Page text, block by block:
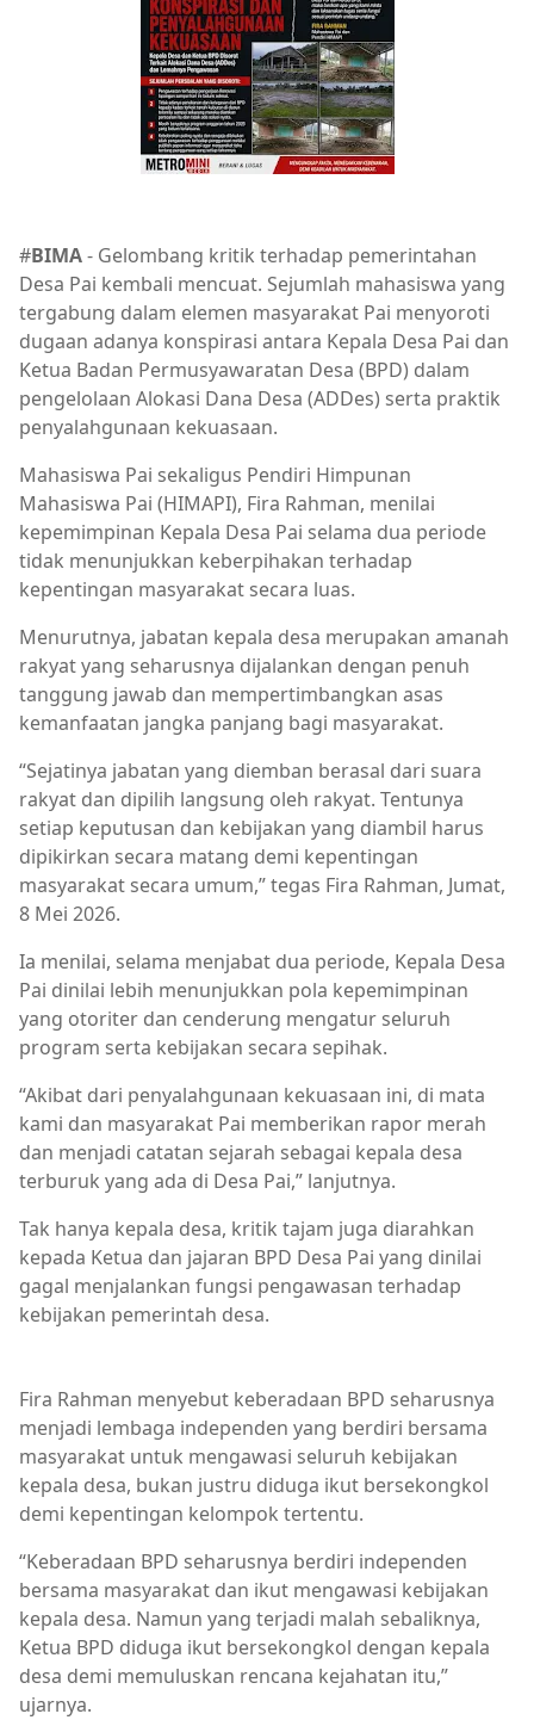
#BIMA- Gelombang kritik terhadap pemerintahan
Desa Pai kembali mencuat. Sejumlah mahasiswa yang
tergabung dalam elemen masyarakat Pai menyoroti
dugaan adanya konspirasi antara Kepala Desa Pai dan
Ketua Badan Permusyawaratan Desa (BPD) dalam
pengelolaan Alokasi Dana Desa (ADDes) serta praktik
penyalahgunaan kekuasaan.
Mahasiswa Pai sekaligus Pendiri Himpunan
Mahasiswa Pai (HIMAPI), Fira Rahman, menilai
kepemimpinan Kepala Desa Pai selama dua periode
tidak menunjukkan keberpihakan terhadap
kepentingan masyarakat secara luas.
Menurutnya, jabatan kepala desa merupakan amanah
rakyat yang seharusnya dijalankan dengan penuh
tanggung jawab dan mempertimbangkan asas
kemanfaatan jangka panjang bagi masyarakat.
“Sejatinya jabatan yang diemban berasal dari suara
rakyat dan dipilih langsung oleh rakyat. Tentunya
setiap keputusan dan kebijakan yang diambil harus
dipikirkan secara matang demi kepentingan
masyarakat secara umum,” tegas Fira Rahman, Jumat,
8 Mei 2026.
Ia menilai, selama menjabat dua periode, Kepala Desa
Pai dinilai lebih menunjukkan pola kepemimpinan
yang otoriter dan cenderung mengatur seluruh
program serta kebijakan secara sepihak.
“Akibat dari penyalahgunaan kekuasaan ini, di mata
kami dan masyarakat Pai memberikan rapor merah
dan menjadi catatan sejarah sebagai kepala desa
terburuk yang ada di Desa Pai,” lanjutnya.
Tak hanya kepala desa, kritik tajam juga diarahkan
kepada Ketua dan jajaran BPD Desa Pai yang dinilai
gagal menjalankan fungsi pengawasan terhadap
kebijakan pemerintah desa.
Fira Rahman menyebut keberadaan BPD seharusnya
menjadi lembaga independen yang berdiri bersama
masyarakat untuk mengawasi seluruh kebijakan
kepala desa, bukan justru diduga ikut bersekongkol
demi kepentingan kelompok tertentu.
“Keberadaan BPD seharusnya berdiri independen
bersama masyarakat dan ikut mengawasi kebijakan
kepala desa. Namun yang terjadi malah sebaliknya,
Ketua BPD diduga ikut bersekongkol dengan kepala
desa demi memuluskan rencana kejahatan itu,”
ujarnya.